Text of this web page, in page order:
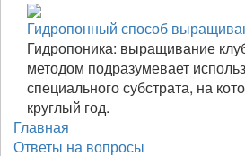
Гидропонный способ
Гидропоника: выращивание
методом подразумевает
специального субстрата, на
круглый год.
Главная
Ответы на вопросы